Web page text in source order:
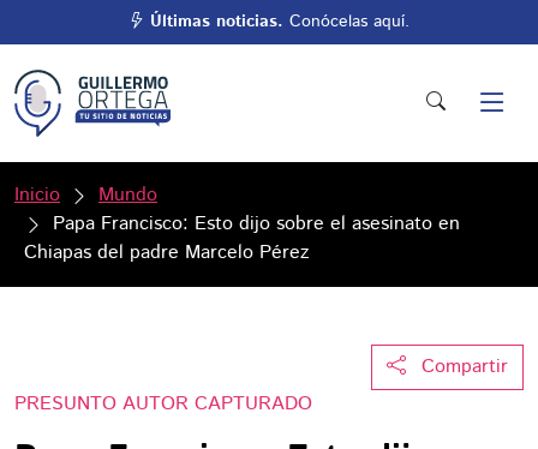
Últimas noticias. Conócelas aquí.
Inicio
Mundo
Papa Francisco: Esto dijo sobre el asesinato en
Chiapas del padre Marcelo Pérez
Compartir
PRESUNTO AUTOR CAPTURADO